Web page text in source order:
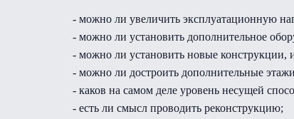
- можно ли увеличить эксплуатационную
- можно ли установить дополнительное
- можно ли установить новые конструкции,
- можно ли достроить дополнительные
- каков на самом деле уровень несущей
- есть ли смысл проводить реконструкцию;